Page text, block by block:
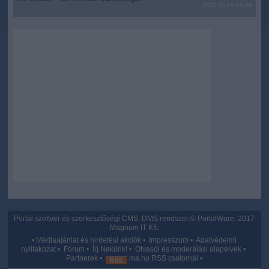
Portál szoftver és szerkesztőségi CMS, DMS rendszer:© PortalWare, 2017
Magnum IT Kft.
• Médiaajánlat és hirdetési akciók • Impresszum •Adatvédelmi
nyiltakozat • Fórum • Írj Nekünk! •Olvasói és moderálási alapelvek •
Partnerek • ma.hu RSS csatornái •